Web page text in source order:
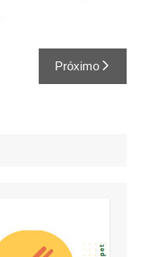
Próximo